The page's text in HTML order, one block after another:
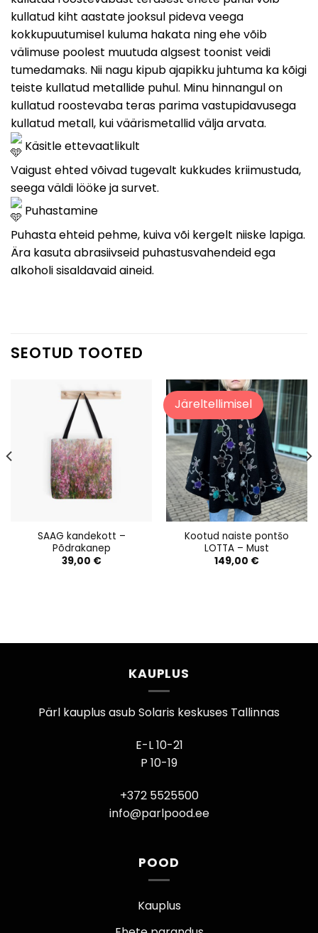
kullatud kiht aastate jooksul pideva veega
kokkupuutumisel kuluma hakata ning ehe võib
välimuse poolest muutuda algsest toonist veidi
tumedamaks. Nii nagu kipub ajapikku juhtuma ka kõigi
teiste kullatud metallide puhul. Minu hinnangul on
kullatud roostevaba teras parima vastupidavusega
kullatud metall, kui väärismetallid välja arvata.
Käsitle ettevaatlikult
Vaigust ehted võivad tugevalt kukkudes kriimustuda,
seega väldi lööke ja survet.
Puhastamine
Puhasta ehteid pehme, kuiva või kergelt niiske lapiga.
Ära kasuta abrasiivseid puhastusvahendeid ega
alkoholi sisaldavaid aineid.
SEOTUD TOOTED
SAAG kandekott –
Põdrakanep
39,00 €
Järeltellimisel
Kootud naiste pontšo
LOTTA – Must
149,00 €
KAUPLUS
Pärl kauplus asub Solaris keskuses Tallinnas
E-L 10-21
P 10-19
+372 5525500
info@parlpood.ee
POOD
Kauplus